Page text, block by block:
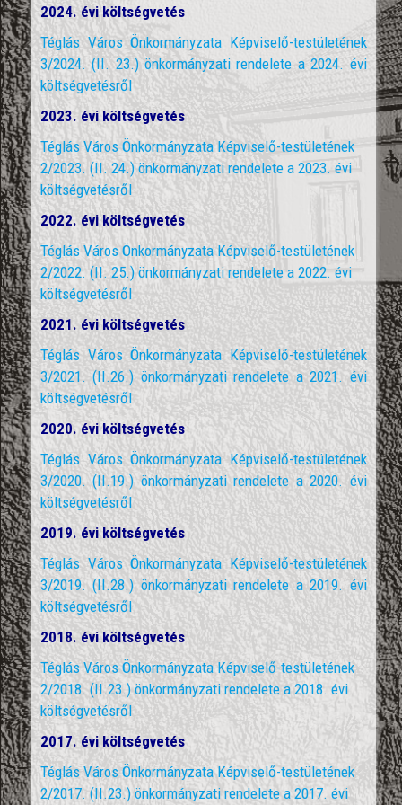
2024. évi költségvetés
Téglás Város Önkormányzata Képviselő-testületének
3/2024. (II. 23.) önkormányzati rendelete a 2024. évi
költségvetésről
2023. évi költségvetés
Téglás Város Önkormányzata Képviselő-testületének
2/2023. (II. 24.) önkormányzati rendelete a 2023. évi
költségvetésről
2022. évi költségvetés
Téglás Város Önkormányzata Képviselő-testületének
2/2022. (II. 25.) önkormányzati rendelete a 2022. évi
költségvetésről
2021. évi költségvetés
Téglás Város Önkormányzata Képviselő-testületének
3/2021. (II.26.) önkormányzati rendelete a 2021. évi
költségvetésről
2020. évi költségvetés
Téglás Város Önkormányzata Képviselő-testületének
3/2020. (II.19.) önkormányzati rendelete a 2020. évi
költségvetésről
2019. évi költségvetés
Téglás Város Önkormányzata Képviselő-testületének
3/2019. (II.28.) önkormányzati rendelete a 2019. évi
költségvetésről
2018. évi költségvetés
Téglás Város Önkormányzata Képviselő-testületének
2/2018. (II.23.) önkormányzati rendelete a 2018. évi
költségvetésről
2017. évi költségvetés
Téglás Város Önkormányzata Képviselő-testületének
2/2017. (II.23.) önkormányzati rendelete a 2017. évi